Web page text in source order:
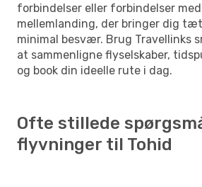
forbindelser eller forbindelser
mellemlanding, der bringer dig
minimal besvær. Brug Travellinks
at sammenligne flyselskaber,
og book din ideelle rute i dag.
Ofte stillede
flyvninger til Tohid